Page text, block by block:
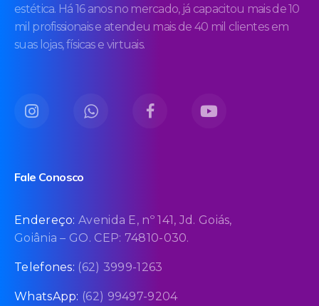
estética. Há 16 anos no mercado, já capacitou mais de 10
mil profissionais e atendeu mais de 40 mil clientes em
suas lojas, físicas e virtuais.
Fale Conosco
Endereço:Avenida E, nº 141, Jd. Goiás,
Goiânia – GO. CEP: 74810-030.
Telefones: (62) 3999-1263
WhatsApp: (62) 99497-9204